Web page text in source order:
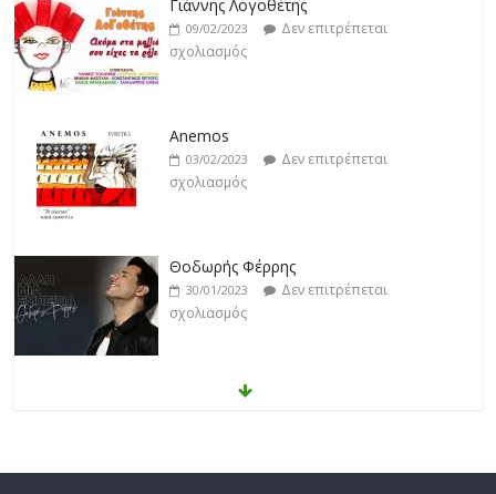
Γιάννης Λογοθέτης
09/02/2023
Δεν επιτρέπεται
σχολιασμός
Anemos
03/02/2023
Δεν επιτρέπεται
σχολιασμός
Θοδωρής Φέρρης
30/01/2023
Δεν επιτρέπεται
σχολιασμός
Νίκος Ζιώγαλας